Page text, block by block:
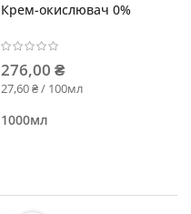
Крем-окислювач 0%
276,00 ₴
27,60 ₴ / 100мл
1000мл